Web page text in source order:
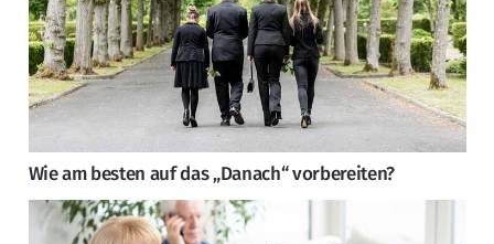
Wie am besten auf das „Danach“ vorbereiten?